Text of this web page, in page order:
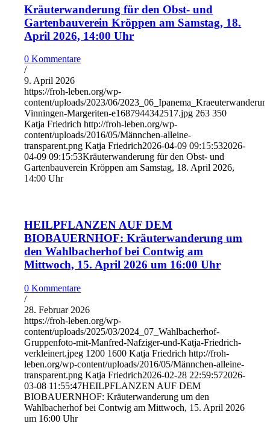
Kräuterwanderung für den Obst- und
Gartenbauverein Kröppen am Samstag, 18.
April 2026, 14:00 Uhr
0 Kommentare
/
9. April 2026
https://froh-leben.org/wp-
content/uploads/2023/06/
Vinningen-Margeriten-e1687944342517.jpg 263 350
Katja Friedrich http://froh-leben.org/wp-
content/uploads/2016/05/Männchen-alleine-
transparent.png Katja Friedrich2026-04-09 09:15:532026-
04-09 09:15:53Kräuterwanderung für den Obst- und
Gartenbauverein Kröppen am Samstag, 18. April 2026,
14:00 Uhr
HEILPFLANZEN AUF DEM
BIOBAUERNHOF: Kräuterwanderung um
den Wahlbacherhof bei Contwig am
Mittwoch, 15. April 2026 um 16:00 Uhr
0 Kommentare
/
28. Februar 2026
https://froh-leben.org/wp-
content/uploads/2025/03/2024_07_Wahlbacherhof-
Gruppenfoto-mit-Manfred-Nafziger-und-Katja-Friedrich-
verkleinert.jpeg 1200 1600 Katja Friedrich http://froh-
leben.org/wp-content/uploads/2016/05/Männchen-alleine-
transparent.png Katja Friedrich2026-02-28 22:59:572026-
03-08 11:55:47HEILPFLANZEN AUF DEM
BIOBAUERNHOF: Kräuterwanderung um den
Wahlbacherhof bei Contwig am Mittwoch, 15. April 2026
um 16:00 Uhr